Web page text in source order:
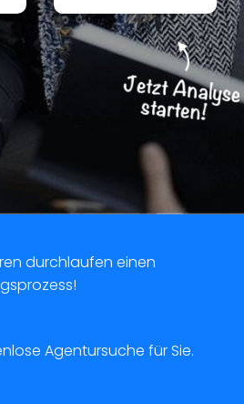
durchlaufen einen
Agentursuche für Sie.